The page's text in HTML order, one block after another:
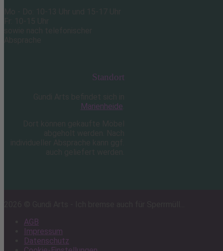
Standort
Marienheide
AGB
Impressum
Datenschutz